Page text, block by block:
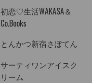
初恋♡生活WAKASA＆
Co.Books
とんかつ新宿さぼてん
サーティワンアイスク
リーム